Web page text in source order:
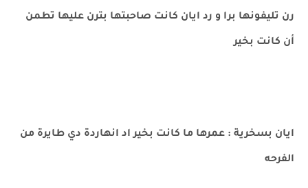
رن تليفونها برا و رد ايان كانت صاحبتها بترن عليها تطمن
أن كانت بخير
ايان بسخرية : عمرها ما كانت بخير اد انهاردة دي طايرة من
الفرحه